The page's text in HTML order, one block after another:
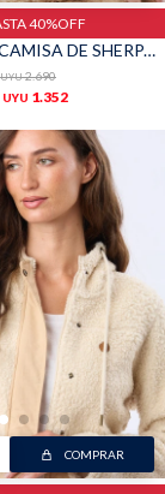
40%OFF
CAMPERA CAMISA DE SHERPA - Beige
UYU 2.690
UYU 1.352
COMPRAR
puntos